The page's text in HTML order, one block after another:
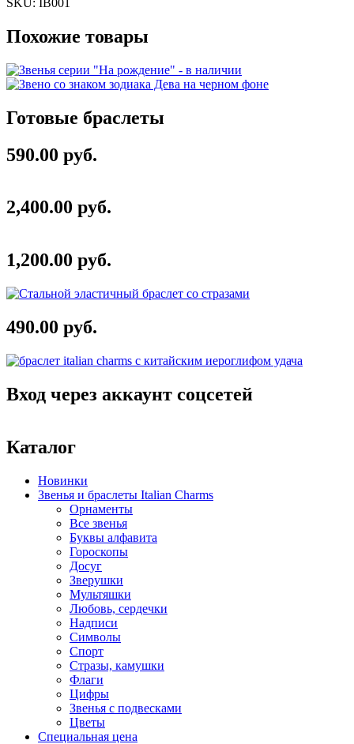
SKU: IB001
Похожие товары
Готовые браслеты
590.00 руб.
2,400.00 руб.
1,200.00 руб.
490.00 руб.
Вход через аккаунт соцсетей
Каталог
Новинки
Звенья и браслеты Italian Charms
Орнаменты
Все звенья
Буквы алфавита
Гороскопы
Досуг
Зверушки
Мультяшки
Любовь, сердечки
Надписи
Символы
Спорт
Стразы, камушки
Флаги
Цифры
Звенья с подвесками
Цветы
Специальная цена